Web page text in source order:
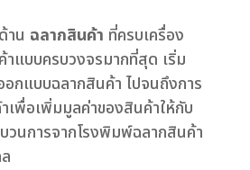
าน ฉลากสินค้า ที่ครบเครื่อง
าแบบครบวงจรมากที่สุด เริ่ม
กแบบฉลากสินค้า ไปจนถึงการ
พื่อเพิ่มมูลค่าของสินค้าให้กับ
วนการจากโรงพิมพ์ฉลากสินค้า